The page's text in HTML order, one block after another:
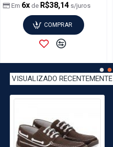
Em 6x de R$38,14 s/juros
COMPRAR
VISUALIZADO RECENTEMENTE